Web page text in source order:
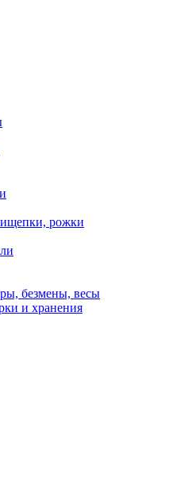
рожки
безмены, весы
и хранения